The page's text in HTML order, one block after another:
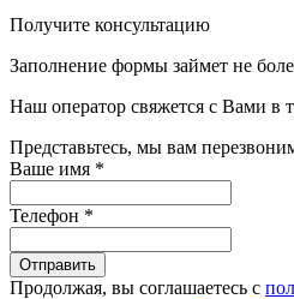
Получите консультацию
Заполнение формы займет не
Наш оператор свяжется с Вами в
Представьтесь, мы вам
Ваше имя *
Телефон *
Продолжая, вы соглашаетесь с